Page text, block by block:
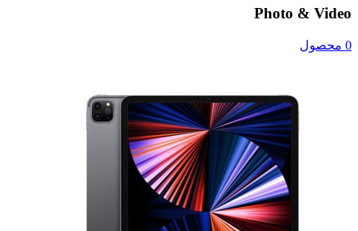
Photo & Video
0 محصول